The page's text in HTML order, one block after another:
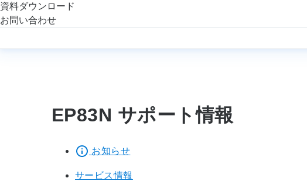
資料ダウンロード
お問い合わせ
EP83N サポート情報
お知らせ
サービス情報